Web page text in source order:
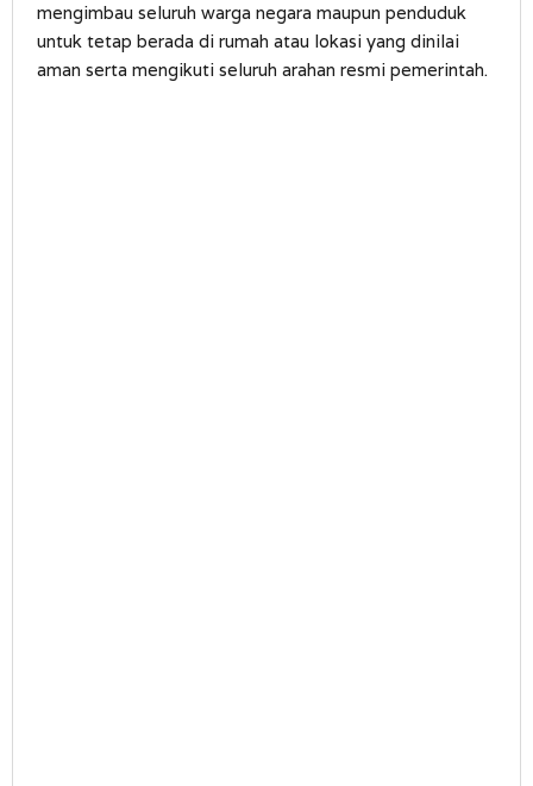
mengimbau seluruh warga negara maupun penduduk
untuk tetap berada di rumah atau lokasi yang dinilai
aman serta mengikuti seluruh arahan resmi pemerintah.